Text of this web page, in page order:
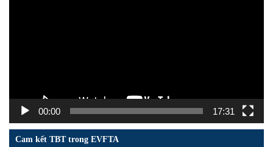
00:00 17:31
Cam kết TBT trong EVFTA